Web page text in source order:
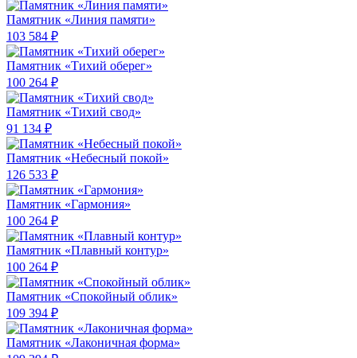
Памятник «Линия памяти»
103 584 ₽
Памятник «Тихий оберег»
100 264 ₽
Памятник «Тихий свод»
91 134 ₽
Памятник «Небесный покой»
126 533 ₽
Памятник «Гармония»
100 264 ₽
Памятник «Плавный контур»
100 264 ₽
Памятник «Спокойный облик»
109 394 ₽
Памятник «Лаконичная форма»